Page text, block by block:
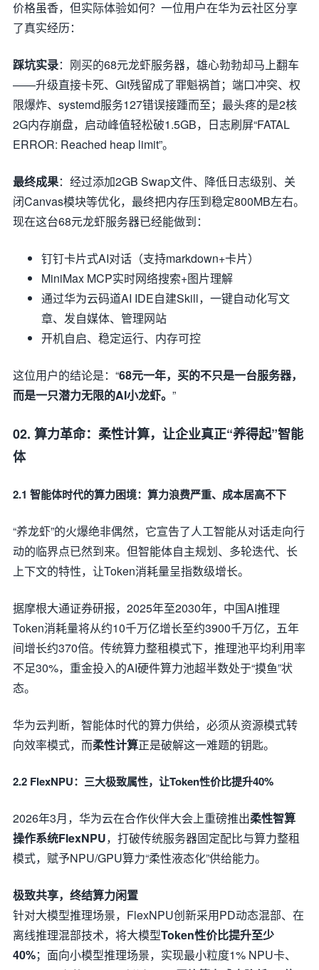
价格虽香，但实际体验如何？一位用户在华为云社区分享
了真实经历：
踩坑实录：刚买的68元龙虾服务器，雄心勃勃却马上翻车
——升级直接卡死、Git残留成了罪魁祸首；端口冲突、权
限爆炸、systemd服务127错误接踵而至；最头疼的是2核
2G内存崩盘，启动峰值轻松破1.5GB，日志刷屏“FATAL
ERROR: Reached heap limit”。
最终成果：经过添加2GB Swap文件、降低日志级别、关
闭Canvas模块等优化，最终把内存压到稳定800MB左右。
现在这台68元龙虾服务器已经能做到：
钉钉卡片式AI对话（支持markdown+卡片）
MiniMax MCP实时网络搜索+图片理解
通过华为云码道AI IDE自建Skill，一键自动化写文
章、发自媒体、管理网站
开机自启、稳定运行、内存可控
这位用户的结论是：“68元一年，买的不只是一台服务器，
而是一只潜力无限的AI小龙虾。 ”
02. 算力革命：柔性计算，让企业真正“养得起”智能
体
2.1 智能体时代的算力困境：算力浪费严重、成本居高不下
“养龙虾”的火爆绝非偶然，它宣告了人工智能从对话走向行
动的临界点已然到来。但智能体自主规划、多轮迭代、长
上下文的特性，让Token消耗量呈指数级增长。
据摩根大通证券研报，2025年至2030年，中国AI推理
Token消耗量将从约10千万亿增长至约3900千万亿，五年
间增长约370倍。传统算力整租模式下，推理池平均利用率
不足30%，重金投入的AI硬件算力池超半数处于“摸鱼”状
态。
华为云判断，智能体时代的算力供给，必须从资源模式转
向效率模式，而柔性计算正是破解这一难题的钥匙。
2.2 FlexNPU：三大极致属性，让Token性价比提升40%
2026年3月，华为云在合作伙伴大会上重磅推出柔性智算
操作系统FlexNPU，打破传统服务器固定配比与算力整租
模式，赋予NPU/GPU算力“柔性液态化”供给能力。
极致共享，终结算力闲置
针对大模型推理场景，FlexNPU创新采用PD动态混部、在
离线推理混部技术，将大模型Token性价比提升至少
40%；面向小模型推理场景，实现最小粒度1% NPU卡、